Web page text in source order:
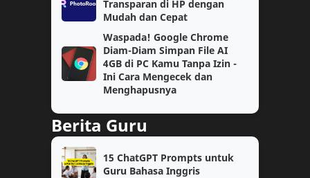
Kelas 4
PAS
Semester 1
jaringan kelas 2
Coding
Transparan di HP dengan
Mudah dan Cepat
Waspada! Google Chrome
Diam-Diam Simpan File AI
4GB di PC Kamu Tanpa Izin -
Ini Cara Mengecek dan
Menghapusnya
Berita Guru
15 ChatGPT Prompts untuk
Guru Bahasa Inggris